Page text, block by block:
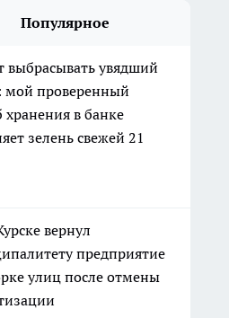
Популярное
выбрасывать увядший
мой проверенный
хранения в банке
зелень свежей 21
вернул
предприятие
улиц после отмены